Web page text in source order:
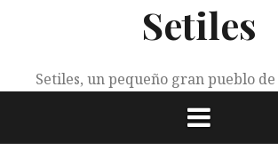
Setiles
Setiles, un pequeño gran pueblo